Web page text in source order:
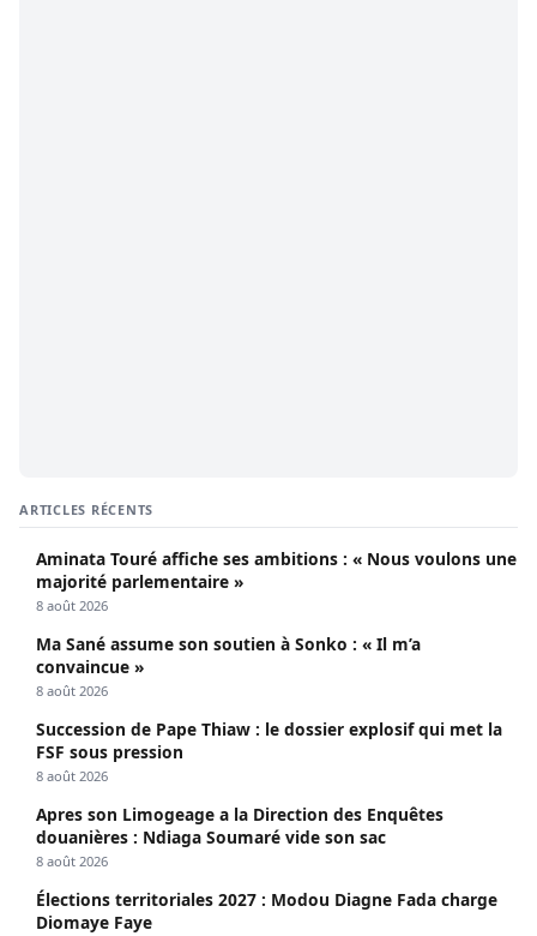
ARTICLES RÉCENTS
Aminata Touré affiche ses ambitions : « Nous voulons une
majorité parlementaire »
8 août 2026
Ma Sané assume son soutien à Sonko : « Il m’a
convaincue »
8 août 2026
Succession de Pape Thiaw : le dossier explosif qui met la
FSF sous pression
8 août 2026
Apres son Limogeage a la Direction des Enquêtes
douanières : Ndiaga Soumaré vide son sac
8 août 2026
Élections territoriales 2027 : Modou Diagne Fada charge
Diomaye Faye